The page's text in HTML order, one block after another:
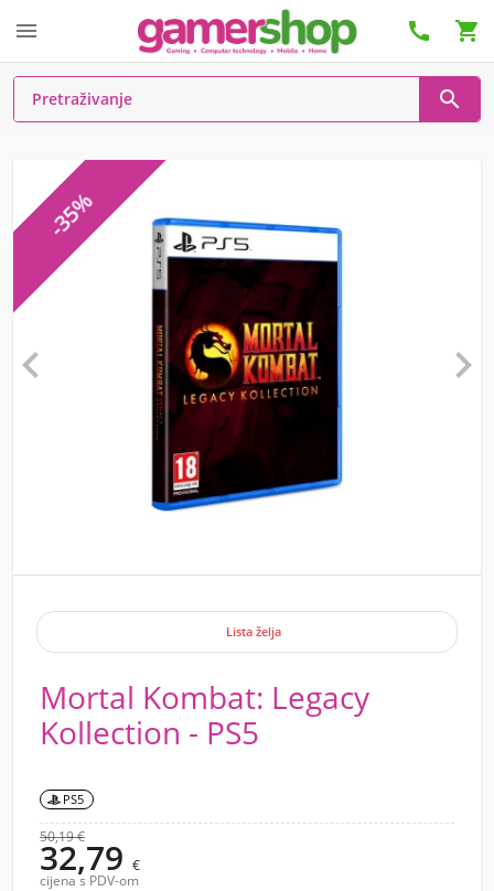
  

-35%
 
Lista želja
Mortal Kombat: Legacy
Kollection - PS5
PS5
50,19 €
32,79 €
cijena s PDV-om